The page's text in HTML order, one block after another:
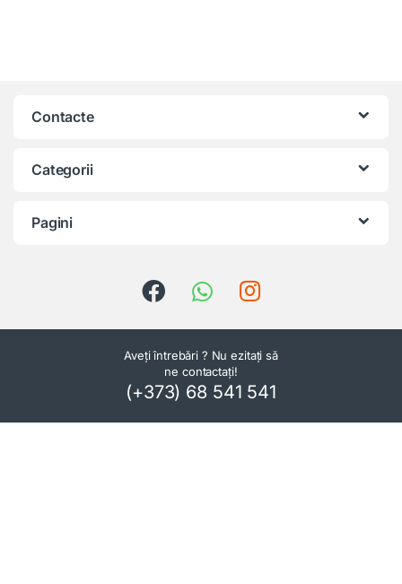
Contacte
Categorii
Pagini
Aveți întrebări ? Nu ezitați să
ne contactați!
(+373) 68 541 541